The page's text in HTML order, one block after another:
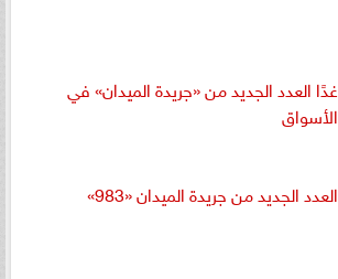
غدًا العدد الجديد من «جريدة الميدان» في
الأسواق
العدد الجديد من جريدة الميدان «983»